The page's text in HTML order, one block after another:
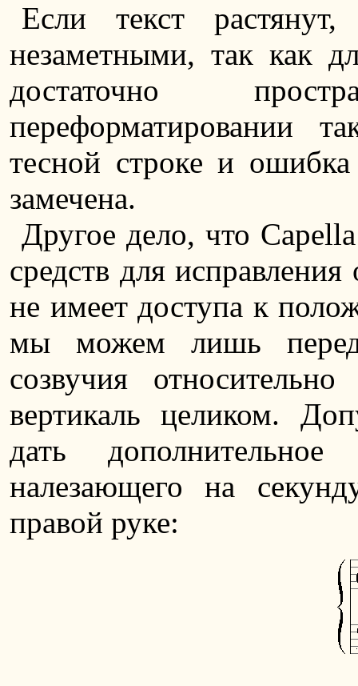
Если текст
незаметными, так как
достаточно
переформатировании
тесной строке и
замечена.
Другое дело, что
средств для
не имеет доступа к
мы можем лишь
созвучия
вертикаль целиком.
дать
налезающего на
правой руке: